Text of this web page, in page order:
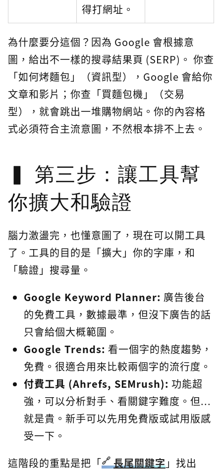
得打網址。
為什麼要分這個？因為 Google 會根據意
圖，給出不一樣的搜尋結果頁 (SERP)。 你查
「如何烤麵包」（資訊型），Google 會給你
文章和影片；你查「買麵包機」（交易
型），就會跳出一堆購物網站。你的內容格
式必須符合主流意圖，不然根本排不上去。
第三步：讓工具幫
你擴大和驗證
腦力激盪完，也懂意圖了，現在可以開工具
了。工具的目的是「擴大」你的字庫，和
「驗證」搜尋量。
Google Keyword Planner: 廣告後台
的免費工具，數據最準，但沒下廣告的話
只會給個大概範圍。
Google Trends: 看一個字的熱度趨勢，
免費。很適合用來比較兩個字的流行度。
付費工具 (Ahrefs, SEMrush): 功能超
強，可以分析對手、看關鍵字難度。但...
就是貴。新手可以先用免費版或試用版感
受一下。
這階段的重點是把「
長尾關鍵字」找出